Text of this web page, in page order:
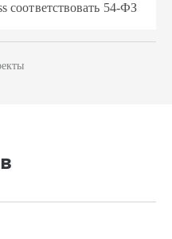
54-ФЗ